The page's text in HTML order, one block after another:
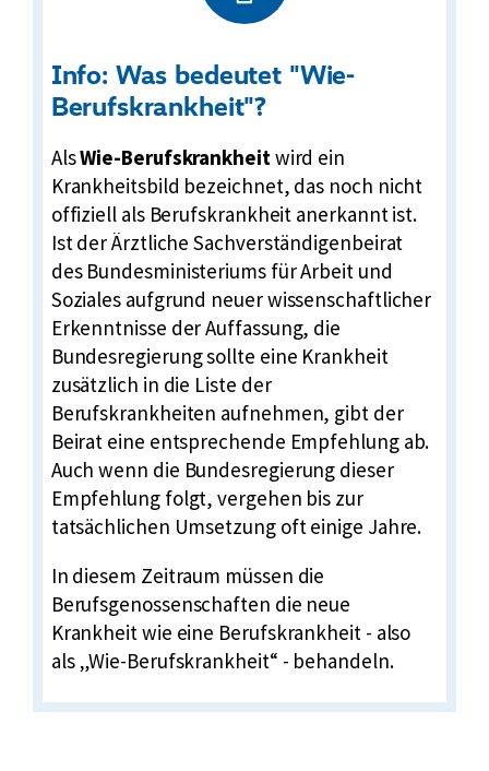
e
i
c
h
Info: Was bedeutet "Wie-
Berufskrankheit"?
AlsWie-Berufskrankheit wird ein
Krankheitsbild bezeichnet, das noch nicht
offiziell als Berufskrankheit anerkannt ist.
Ist der Ärztliche Sachverständigenbeirat
des Bundesministeriums für Arbeit und
Soziales aufgrund neuer wissenschaftlicher
Erkenntnisse der Auffassung, die
Bundesregierung sollte eine Krankheit
zusätzlich in die Liste der
Berufskrankheiten aufnehmen, gibt der
Beirat eine entsprechende Empfehlung ab.
Auch wenn die Bundesregierung dieser
Empfehlung folgt, vergehen bis zur
tatsächlichen Umsetzung oft einige Jahre.
In diesem Zeitraum müssen die
Berufsgenossenschaften die neue
Krankheit wie eine Berufskrankheit - also
als „Wie-Berufskrankheit“ - behandeln.